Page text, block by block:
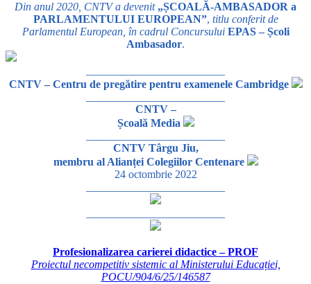
Din anul 2020, CNTV a devenit „ȘCOALĂ-AMBASADOR a
PARLAMENTULUI EUROPEAN”, titlu conferit de
Parlamentul European, în cadrul Concursului EPAS – Școli
Ambasador.
CNTV – Centru de pregătire pentru examenele Cambridge
CNTV –
Școală Media
CNTV Târgu Jiu,
membru al Alianței Colegiilor Centenare
24 octombrie 2022
Profesionalizarea carierei didactice – PROF
Proiectul necompetitiv sistemic al Ministerului Educației,
POCU/904/6/25/146587